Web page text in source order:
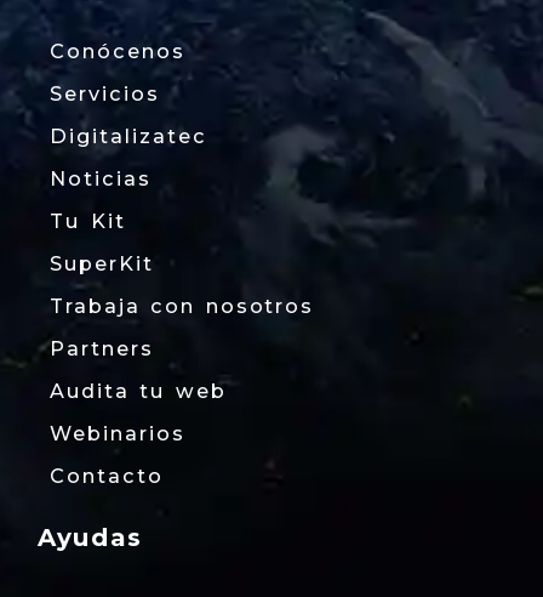
Conócenos
Servicios
Digitalizatec
Noticias
Tu Kit
SuperKit
Trabaja con nosotros
Partners
Audita tu web
Webinarios
Contacto
Ayudas